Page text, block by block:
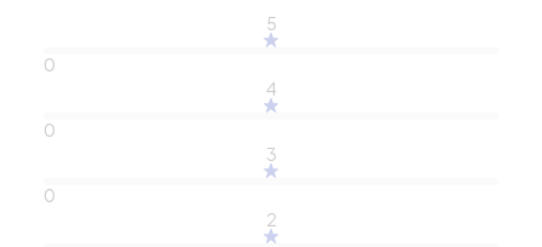
5
0
4
0
3
0
2